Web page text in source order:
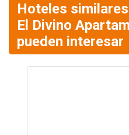
Hoteles
El Divino
pueden interesar